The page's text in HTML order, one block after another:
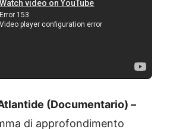
(Documentario) –
di approfondimento